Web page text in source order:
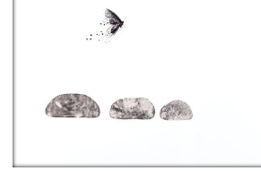
II” Udl, Lleida.